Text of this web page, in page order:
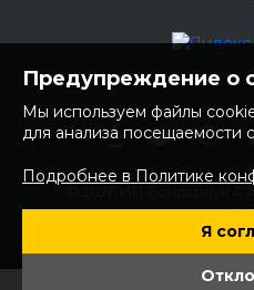
ИНН:
ОГРНИП:
Юр. адрес: 692481
с. Вольно-
Предупреждение о
Мы используем файлы
для анализа посещаемости
Подробнее в Политике
Я